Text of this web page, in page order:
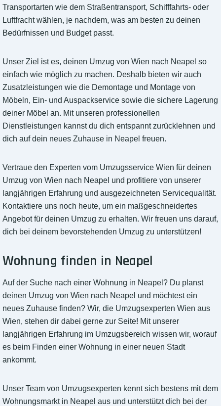
Transportarten wie dem Straßentransport, Schifffahrts- oder
Luftfracht wählen, je nachdem, was am besten zu deinen
Bedürfnissen und Budget passt.
Unser Ziel ist es, deinen Umzug von Wien nach Neapel so
einfach wie möglich zu machen. Deshalb bieten wir auch
Zusatzleistungen wie die Demontage und Montage von
Möbeln, Ein- und Auspackservice sowie die sichere Lagerung
deiner Möbel an. Mit unseren professionellen
Dienstleistungen kannst du dich entspannt zurücklehnen und
dich auf dein neues Zuhause in Neapel freuen.
Vertraue den Experten vom Umzugsservice Wien für deinen
Umzug von Wien nach Neapel und profitiere von unserer
langjährigen Erfahrung und ausgezeichneten Servicequalität.
Kontaktiere uns noch heute, um ein maßgeschneidertes
Angebot für deinen Umzug zu erhalten. Wir freuen uns darauf,
dich bei deinem bevorstehenden Umzug zu unterstützen!
Wohnung finden in Neapel
Auf der Suche nach einer Wohnung in Neapel? Du planst
deinen Umzug von Wien nach Neapel und möchtest ein
neues Zuhause finden? Wir, die Umzugsexperten Wien aus
Wien, stehen dir dabei gerne zur Seite! Mit unserer
langjährigen Erfahrung im Umzugsbereich wissen wir, worauf
es beim Finden einer Wohnung in einer neuen Stadt
ankommt.
Unser Team von Umzugsexperten kennt sich bestens mit dem
Wohnungsmarkt in Neapel aus und unterstützt dich bei der